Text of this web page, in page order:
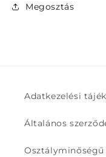
Megosztás
Adatkezelési
Általános